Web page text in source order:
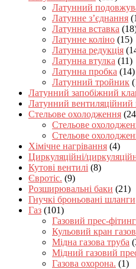
Латунний
Латунне з’єднання
Латунна вставка
Латунне коліно (15)
Латунна редукція
Латунна втулка (11)
Латунна пробка (14)
Латунний тройник
Латунний запобіжний
Латунний вентиляційний
Стельове охолодження
Стельове
Стельове
Хімічне нагрівання (4)
Циркуляційні/
Кутові вентилі (8)
Євротіс. (9)
Розширювальні баки (21)
Гнучкі броньовані шланги
Газ (101)
Газовий прес-
Кульовий кран
Мідна газова труба
Мідний газовий
Газова охорона. (1)